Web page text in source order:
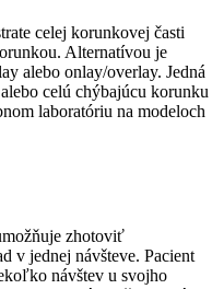
celej korunkovej časti
Alternatívou je
alebo onlay/overlay. Jedná
celú chýbajúcu korunku
laboratóriu na modeloch
zhotoviť
v jednej návšteve. Pacient
návštev u svojho